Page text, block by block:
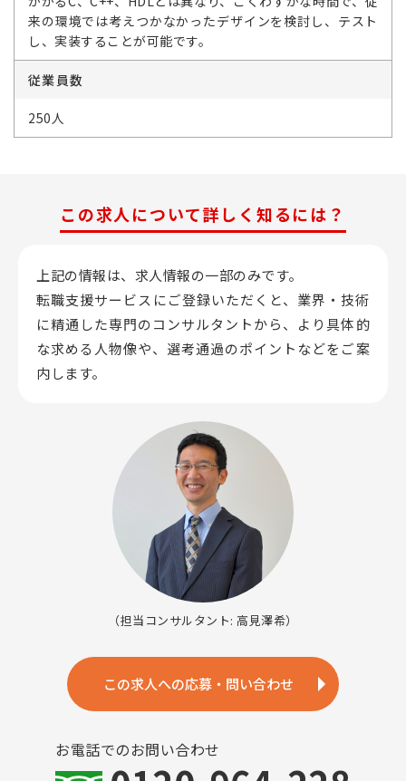
来の環境では考えつかなかったデザインを検討し、テスト
し、実装することが可能です。
従業員数
250人
この求人について詳しく知るには？
上記の情報は、求人情報の一部のみです。
転職支援サービスにご登録いただくと、業界・技術
に精通した専門のコンサルタントから、 より具体的
な求める人物像や、選考通過のポイントなどをご案
内します。
（担当コンサルタント: 高見澤希）
この求人への応募・問い合わせ
お電話でのお問い合わせ